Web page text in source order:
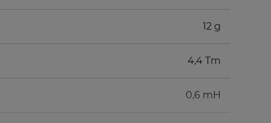
12 g
4,4 Tm
0,6 mH